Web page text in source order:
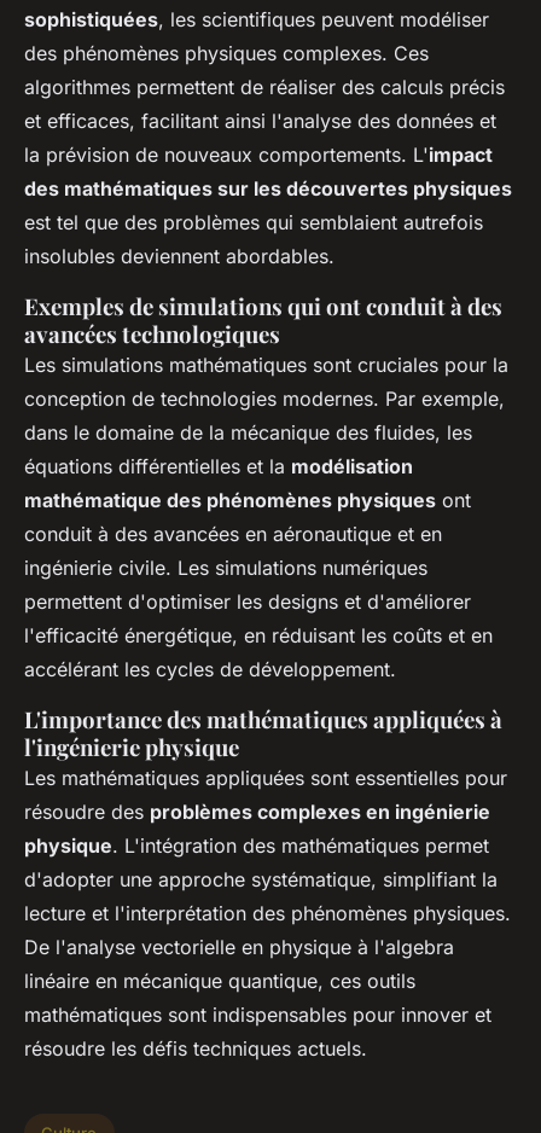
sophistiquées, les scientifiques peuvent modéliser
des phénomènes physiques complexes. Ces
algorithmes permettent de réaliser des calculs précis
et efficaces, facilitant ainsi l'analyse des données et
la prévision de nouveaux comportements. L'impact
des mathématiques sur les découvertes physiques
est tel que des problèmes qui semblaient autrefois
insolubles deviennent abordables.
Exemples de simulations qui ont conduit à des
avancées technologiques
Les simulations mathématiques sont cruciales pour la
conception de technologies modernes. Par exemple,
dans le domaine de la mécanique des fluides, les
équations différentielles et la modélisation
mathématique des phénomènes physiques ont
conduit à des avancées en aéronautique et en
ingénierie civile. Les simulations numériques
permettent d'optimiser les designs et d'améliorer
l'efficacité énergétique, en réduisant les coûts et en
accélérant les cycles de développement.
L'importance des mathématiques appliquées à
l'ingénierie physique
Les mathématiques appliquées sont essentielles pour
résoudre des problèmes complexes en ingénierie
physique. L'intégration des mathématiques permet
d'adopter une approche systématique, simplifiant la
lecture et l'interprétation des phénomènes physiques.
De l'analyse vectorielle en physique à l'algebra
linéaire en mécanique quantique, ces outils
mathématiques sont indispensables pour innover et
résoudre les défis techniques actuels.